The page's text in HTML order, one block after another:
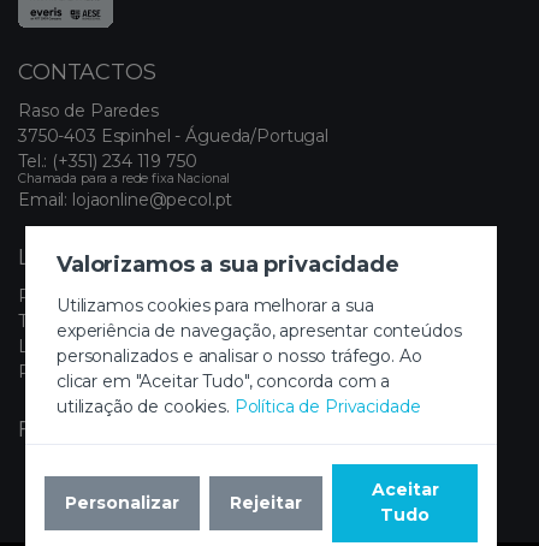
Valorizamos a sua privacidade
Utilizamos cookies para melhorar a sua
experiência de navegação, apresentar conteúdos
personalizados e analisar o nosso tráfego. Ao
clicar em "Aceitar Tudo", concorda com a
utilização de cookies. Política de Privacidade
Personalizar Rejeitar
Aceitar
Tudo
CONTACTOS
Raso de Paredes
3750-403 Espinhel - Águeda/Portugal
Tel.: (+351) 234 119 750
Chamada para a rede fixa Nacional
Email: lojaonline@pecol.pt
LINKS ÚTEIS
Política de Privacidade
Termos e Condições
Livro de Reclamações Eletrónico
Painel de Cookies
FIQUE A PAR DAS NOVIDADES